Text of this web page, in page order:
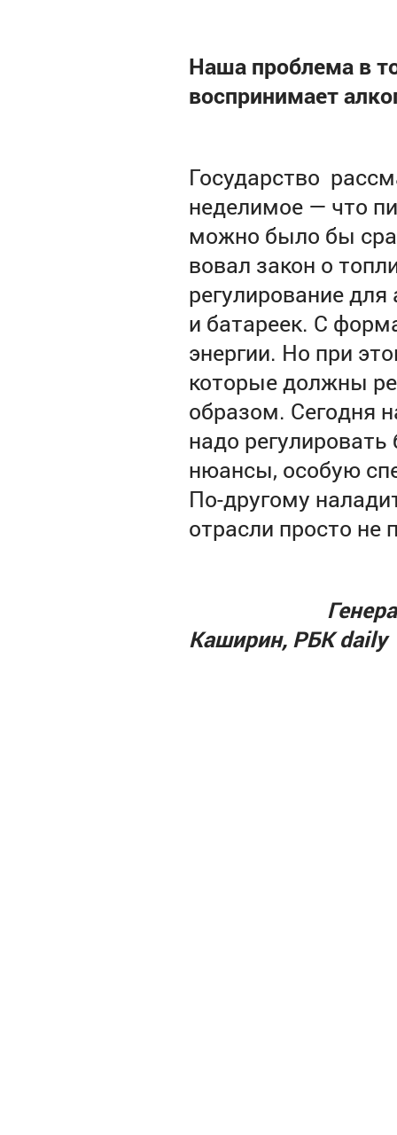
Наша проблема в
воспринимает
Государство
неделимое — что
можно было бы
вовал закон о
регулирование
и батареек. С
энергии. Но при
которые должны
образом. Сегодня
надо
нюансы, особую
По-другому
отрасли просто не
Каширин, РБК daily